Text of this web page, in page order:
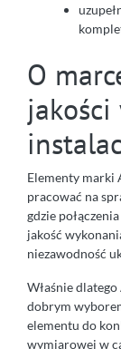
O
Elementy marki
pracować na
gdzie
jakość
niezawodność
Właśnie
dobrym
elementu do
wymiarowej w